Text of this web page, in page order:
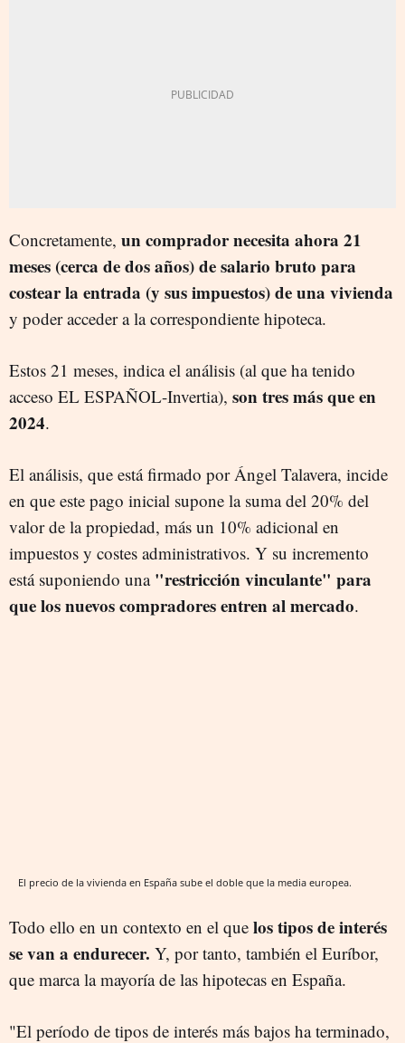
Concretamente, un comprador necesita ahora 21
meses (cerca de dos años) de salario bruto para
costear la entrada (y sus impuestos) de una vivienda
y poder acceder a la correspondiente hipoteca.
Estos 21 meses, indica el análisis (al que ha tenido
acceso EL ESPAÑOL-Invertia), son tres más que en
2024.
El análisis, que está firmado por Ángel Talavera, incide
en que este pago inicial supone la suma del 20% del
valor de la propiedad, más un 10% adicional en
impuestos y costes administrativos. Y su incremento
está suponiendo una"restricción vinculante" para
que los nuevos compradores entren al mercado.
El precio de la vivienda en España sube el doble que la media europea.
Todo ello en un contexto en el que los tipos de interés
se van a endurecer. Y, por tanto, también el Euríbor,
que marca la mayoría de las hipotecas en España.
"El período de tipos de interés más bajos ha terminado,